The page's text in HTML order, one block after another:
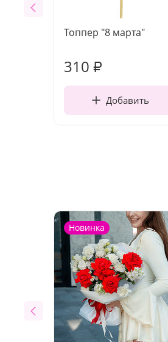
Топпер "8 марта"
310 ₽
Добавить
Новинка